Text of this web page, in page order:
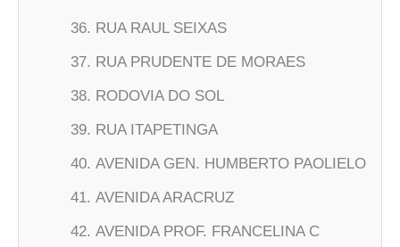
RUA RAUL SEIXAS
RUA PRUDENTE DE MORAES
RODOVIA DO SOL
RUA ITAPETINGA
AVENIDA GEN. HUMBERTO PAOLIELO
AVENIDA ARACRUZ
AVENIDA PROF. FRANCELINA C